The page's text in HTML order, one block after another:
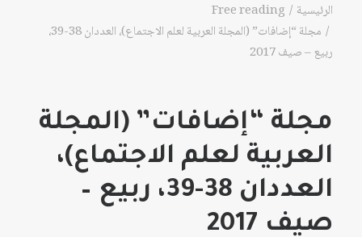
الرئيسية
Free reading
مجلة “إضافات” (المجلة العربية لعلم الاجتماع)، العددان 38-39،
ربيع – صيف 2017
مجلة “إضافات” (المجلة
العربية لعلم الاجتماع)،
العددان 38-39، ربيع –
صيف 2017